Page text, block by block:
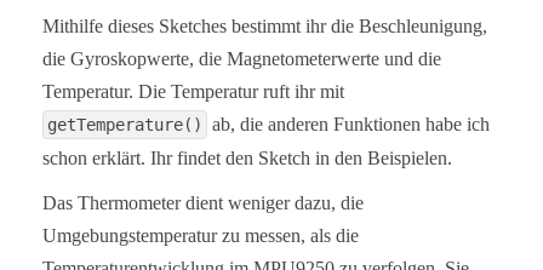
Mithilfe dieses Sketches bestimmt ihr die Beschleunigung,
die Gyroskopwerte, die Magnetometerwerte und die
Temperatur. Die Temperatur ruft ihr mit
getTemperature()
ab, die anderen Funktionen habe ich
schon erklärt. Ihr findet den Sketch in den Beispielen.
Das Thermometer dient weniger dazu, die
Umgebungstemperatur zu messen, als die